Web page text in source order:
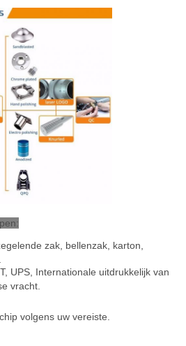
zak, bellenzak, karton,
UPS, Internationale uitdrukkelijk van
vracht.
volgens uw vereiste.